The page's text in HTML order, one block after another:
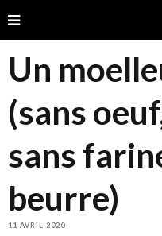
Un
(sans
sans
beurre)
11 AVRIL 2020